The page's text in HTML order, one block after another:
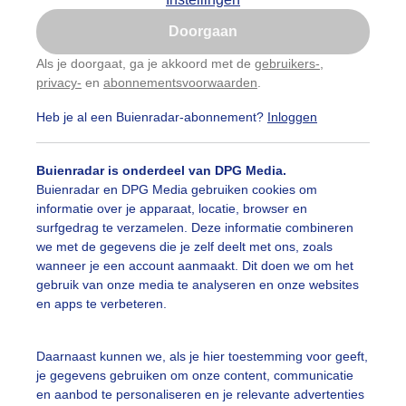
Doorgaan
Als je doorgaat, ga je akkoord met de gebruikers-
privacy- en abonnementsvoorwaarden
Heb je al een Buienradar-abonnement? Inloggen
Buienradar is onderdeel van DPG Media.
Buienradar en DPG Media gebruiken cookies om
informatie over je apparaat, locatie, browser en
surfgedrag te verzamelen. Deze informatie combineren
we met de gegevens die je zelf deelt met ons, zoals
wanneer je een account aanmaakt. Dit doen we om het
gebruik van onze media te analyseren en onze websites
en apps te verbeteren.
Daarnaast kunnen we, als je hier toestemming voor geeft,
je gegevens gebruiken om onze content, communicatie
en aanbod te personaliseren en je relevante advertenties
Een moment geduld aub...
#bewolkt
#boten #camping #coderoze
#duinen #fietser #fietsers #grondmist
#hittegolf #kinderen #kiters #kurkdroog
#regenwolken #schilders #sluierbewolking
alle categorieën
vragen
De Bilt
Nu niet, misschien later
Gebruik je Safari en wil je niet elke dag deze pop-up
Klikhierom dit aan te passen